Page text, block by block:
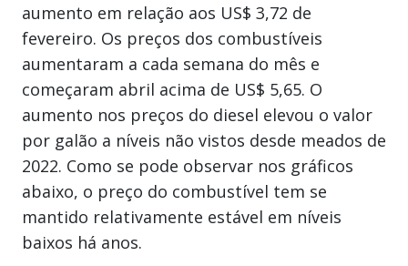
aumento em relação aos US$ 3,72 de
fevereiro. Os preços dos combustíveis
aumentaram a cada semana do mês e
começaram abril acima de US$ 5,65. O
aumento nos preços do diesel elevou o valor
por galão a níveis não vistos desde meados de
2022. Como se pode observar nos gráficos
abaixo, o preço do combustível tem se
mantido relativamente estável em níveis
baixos há anos.